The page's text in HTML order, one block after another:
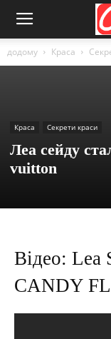
додому Краса
Краса Секрети краси
Леа сейду
vuitton
Відео: Lea
CANDY